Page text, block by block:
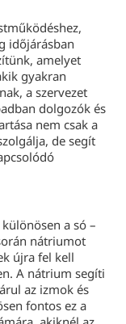
időjárásban
amelyet
gyakran
a szervezet
dolgozók és
nem csak a
de segít
a só –
nátriumot
újra fel kell
A nátrium segíti
az izmok és
fontos ez a